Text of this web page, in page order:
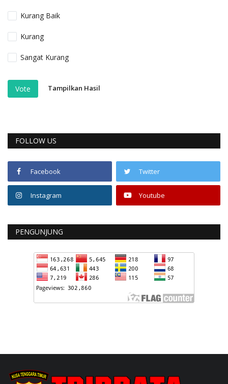
Kurang Baik
Kurang
Sangat Kurang
Vote Tampilkan Hasil
FOLLOW US
Facebook Twitter
Instagram Youtube
PENGUNJUNG